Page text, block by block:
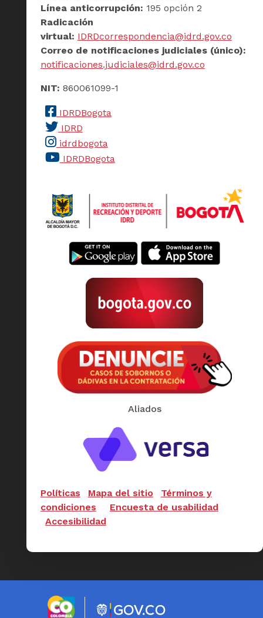
Línea anticorrupción: 195 opción 2
Radicación
virtual: IDRDcorrespondencia@idrd.gov.co
Correo de notificaciones judiciales (único):
notificaciones.judiciales@idrd.gov.co
NIT: 860061099-1
IDRDBogota
IDRD
idrdbogota
IDRDBogota
Aliados
Políticas Mapa del sitio
Términos y
condiciones
Encuesta de usabilidad
Accesibilidad